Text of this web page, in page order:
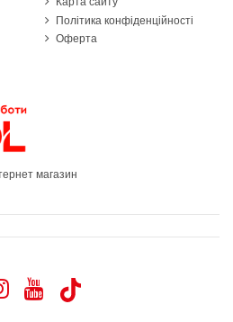
Політика конфіденційності
Оферта
магазин